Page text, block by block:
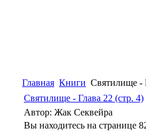
Главная Книги Святилище -
Святилище - Глава 22 (стр. 4)
Автор: Жак Секвейра
Вы находитесь на странице